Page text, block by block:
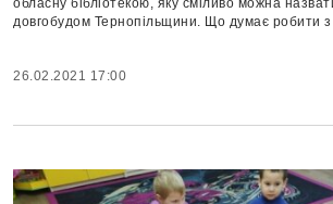
обласну бібліотекою, яку сміливо можна
довгобудом Тернопільщини. Що думає робити
26.02.2021 17:00